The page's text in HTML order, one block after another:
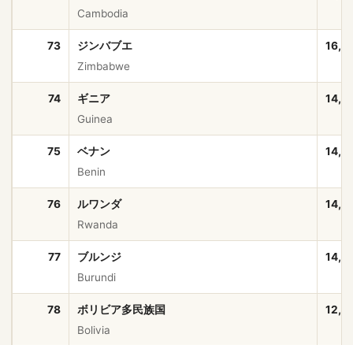
Cambodia
73
ジンバブエ
Zimbabwe
74
ギニア
Guinea
75
ベナン
Benin
76
ルワンダ
Rwanda
77
ブルンジ
Burundi
78
ボリビア多民族国
Bolivia